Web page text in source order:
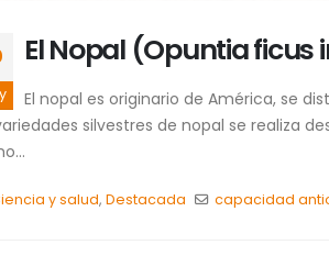
El Nopal (Opuntia
El nopal es originario de América, se
silvestres de nopal se realiza
y salud, Destacada capacidad